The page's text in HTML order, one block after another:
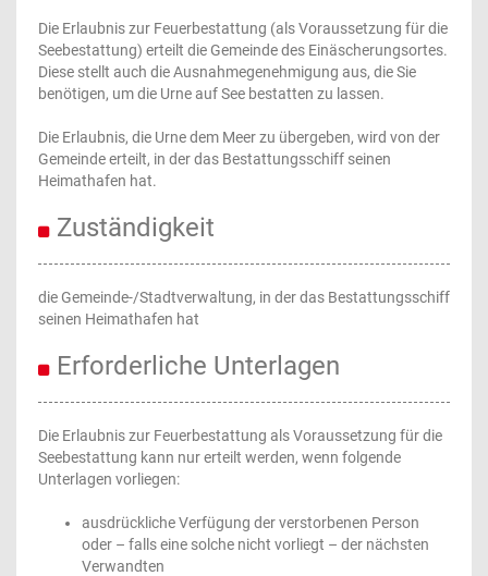
Die Erlaubnis zur Feuerbestattung (als Voraussetzung für die
Seebestattung) erteilt die Gemeinde des Einäscherungsortes.
Diese stellt auch die Ausnahmegenehmigung aus, die Sie
benötigen, um die Urne auf See bestatten zu lassen.
Die Erlaubnis, die Urne dem Meer zu übergeben, wird von der
Gemeinde erteilt, in der das Bestattungsschiff seinen
Heimathafen hat.
Zuständigkeit
die Gemeinde-/Stadtverwaltung, in der das Bestattungsschiff
seinen Heimathafen hat
Erforderliche Unterlagen
Die Erlaubnis zur Feuerbestattung als Voraussetzung für die
Seebestattung kann nur erteilt werden, wenn folgende
Unterlagen vorliegen:
ausdrückliche Verfügung der verstorbenen Person
oder – falls eine solche nicht vorliegt – der nächsten
Verwandten